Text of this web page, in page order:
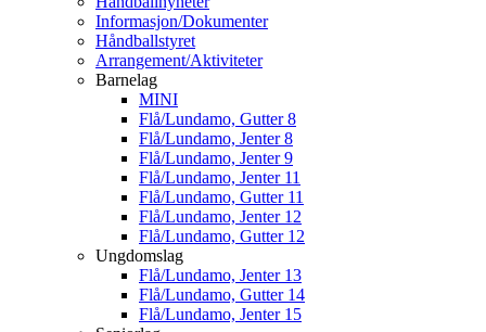
Informasjon/Dokumenter
Håndballstyret
Arrangement/Aktiviteter
Barnelag
MINI
Flå/Lundamo, Gutter 8
Flå/Lundamo, Jenter 8
Flå/Lundamo, Jenter 9
Flå/Lundamo, Jenter 11
Flå/Lundamo, Gutter 11
Flå/Lundamo, Jenter 12
Flå/Lundamo, Gutter 12
Ungdomslag
Flå/Lundamo, Jenter 13
Flå/Lundamo, Gutter 14
Flå/Lundamo, Jenter 15